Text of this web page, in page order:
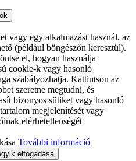
vagy egy alkalmazást használ, az
(például böngészőn keresztül).
el, hogyan használja
cookie-k vagy hasonló
szabályozhatja. Kattintson az
szeretne megtudni, és
bizonyos sütiket vagy hasonló
megjelenítését vagy
elérhetetlenségét
További információ
elfogadása